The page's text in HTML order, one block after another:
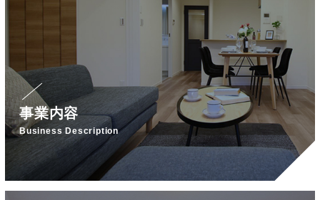
事業内容
Business Description